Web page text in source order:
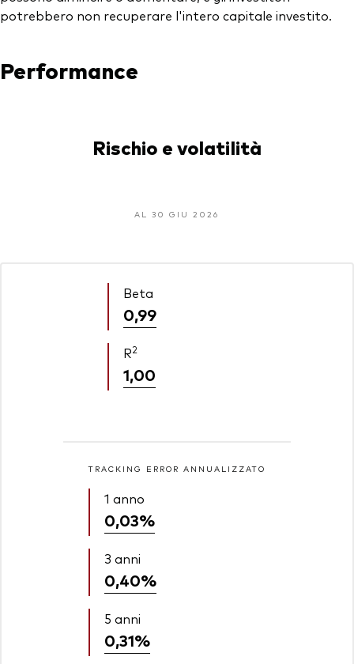
potrebbero non recuperare l'intero capitale investito.
Performance
Rischio e volatilità
AL 30 GIU 2026
Beta
0,99
R2
1,00
TRACKING ERROR ANNUALIZZATO
1 anno
0,03%
3 anni
0,40%
5 anni
0,31%